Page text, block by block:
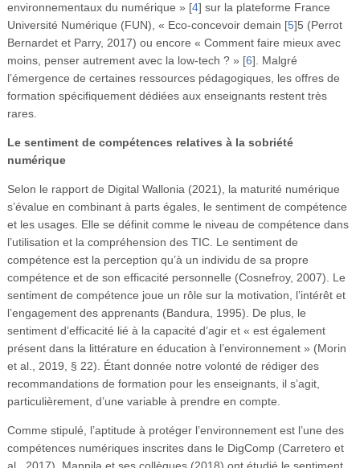
environnementaux du numérique » [4] sur la plateforme France
Université Numérique (FUN), « Eco-concevoir demain [5]5 (Perrot
Bernardet et Parry, 2017) ou encore « Comment faire mieux avec
moins, penser autrement avec la low-tech ? » [6] . Malgré
l’émergence de certaines ressources pédagogiques, les offres de
formation spécifiquement dédiées aux enseignants restent très
rares.
Le sentiment de compétences relatives à la sobriété
numérique
Selon le rapport de Digital Wallonia (2021), la maturité numérique
s’évalue en combinant à parts égales, le sentiment de compétence
et les usages. Elle se définit comme le niveau de compétence dans
l’utilisation et la compréhension des TIC. Le sentiment de
compétence est la perception qu’à un individu de sa propre
compétence et de son efficacité personnelle (Cosnefroy, 2007). Le
sentiment de compétence joue un rôle sur la motivation, l’intérêt et
l’engagement des apprenants (Bandura, 1995). De plus, le
sentiment d’efficacité lié à la capacité d’agir et « est également
présent dans la littérature en éducation à l’environnement » (Morin
et al., 2019, § 22). Étant donnée notre volonté de rédiger des
recommandations de formation pour les enseignants, il s’agit,
particulièrement, d’une variable à prendre en compte.
Comme stipulé, l’aptitude à protéger l’environnement est l’une des
compétences numériques inscrites dans le DigComp (Carretero et
al., 2017). Mannila et ses collègues (2018) ont étudié le sentiment